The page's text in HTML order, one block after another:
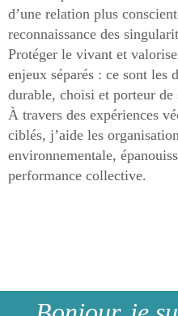
d’une relation plus
reconnaissance des
Protéger le vivant et
enjeux séparés : ce sont les
durable, choisi et porteur de
À travers des expériences
ciblés, j’aide les
environnementale,
performance collective.